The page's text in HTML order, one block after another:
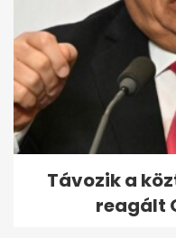
Távozik a
reagált